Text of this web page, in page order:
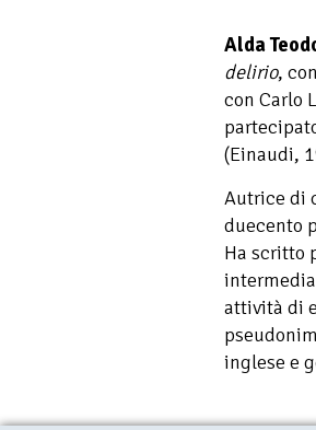
Alda
delirio,
con Carlo
(Einaudi,
Autrice di
duecento
Ha scritto
attività di
inglese e